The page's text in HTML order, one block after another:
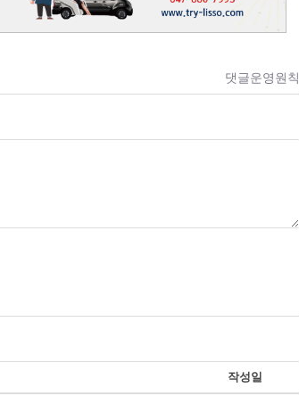
댓글운영원칙
작성일